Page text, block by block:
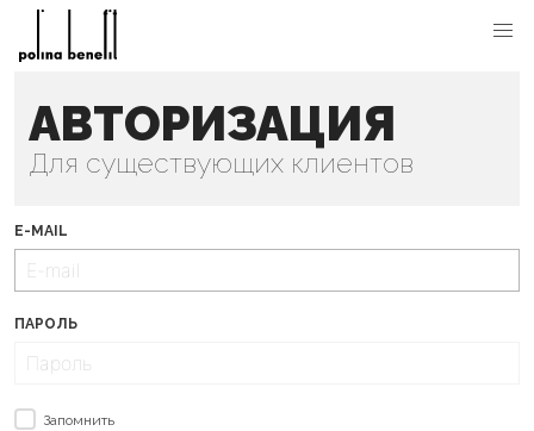
АВТОРИЗАЦИЯ
Для существующих клиентов
E-MAIL
ПАРОЛЬ
Запомнить